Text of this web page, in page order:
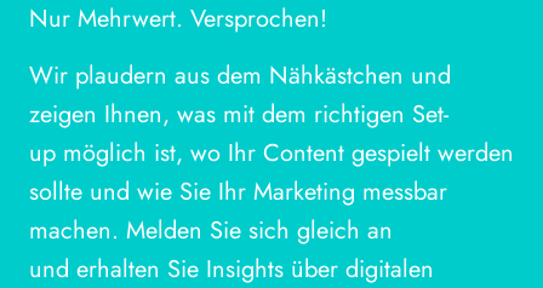
Nur Mehrwert. Versprochen!
Wir plaudern aus dem Nähkästchen und
zeigen Ihnen, was mit dem richtigen Set-
up möglich ist, wo Ihr Content gespielt werden
sollte und wie Sie Ihr Marketing messbar
machen. Melden Sie sich gleich an
und erhalten Sie Insights über digitalen